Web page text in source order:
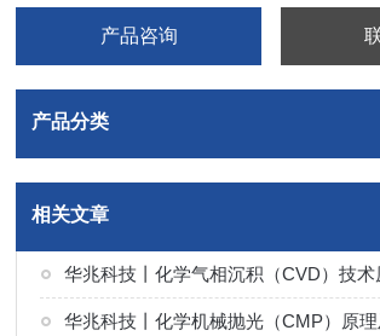
产品咨询
产品分类
相关文章
华兆科技丨化学气相沉积（CVD）技术
华兆科技丨化学机械抛光（CMP）原